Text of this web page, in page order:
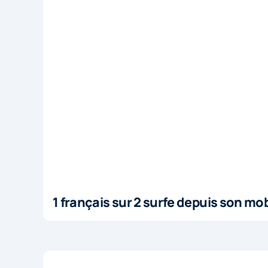
1 français sur 2 surfe depuis son